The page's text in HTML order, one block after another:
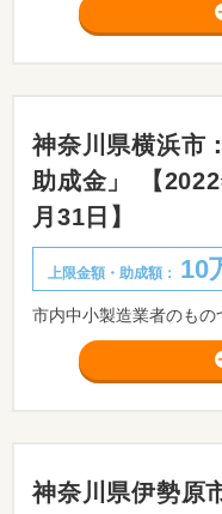
神奈川県横浜市
助成金」 【
月31日】
上限金額・助成額： 10
神奈川県伊勢原